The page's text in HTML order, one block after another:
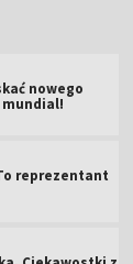
nowego
mundial!
reprezentant